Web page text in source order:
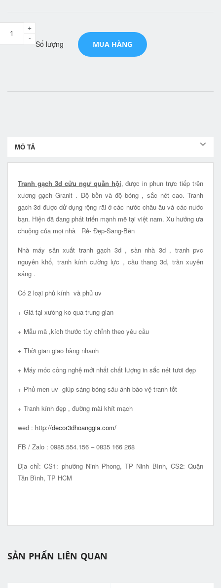
Số lượng
-
+
MUA HÀNG
MÔ TẢ
Tranh gạch 3d cửu ngư quần hội, được in phun trực tiếp trên
xương gạch Granit . Độ bền và độ bóng , sắc nét cao. Tranh
gạch 3d được dử dụng rộng rãi ở các nước châu âu và các nước
bạn. Hiện đã đang phát triển mạnh mẽ tại việt nam. Xu hướng ưa
chuộng của mọi nhà Rẻ- Đẹp-Sang-Bền
Nhà máy sản xuất tranh gạch 3d , sàn nhà 3d , tranh pvc
nguyên khổ, tranh kính cường lực , cầu thang 3d, trần xuyên
sáng .
Có 2 loại phủ kính và phủ uv
+ Giá tại xưởng ko qua trung gian
+ Mẫu mã ,kích thước tùy chỉnh theo yêu cầu
+ Thời gian giao hàng nhanh
+ Máy móc công nghệ mới nhất chất lượng in sắc nét tươi đẹp
+ Phủ men uv giúp sáng bóng sâu ảnh bảo vệ tranh tốt
+ Tranh kính đẹp , đường mài khít mạch
wed : http://decor3dhoanggia.com/
FB / Zalo : 0985.554.156 – 0835 166 268
Địa chỉ: CS1: phường Ninh Phong, TP Ninh Bình, CS2: Quận
Tân Bình, TP HCM
SẢN PHẨN LIÊN QUAN